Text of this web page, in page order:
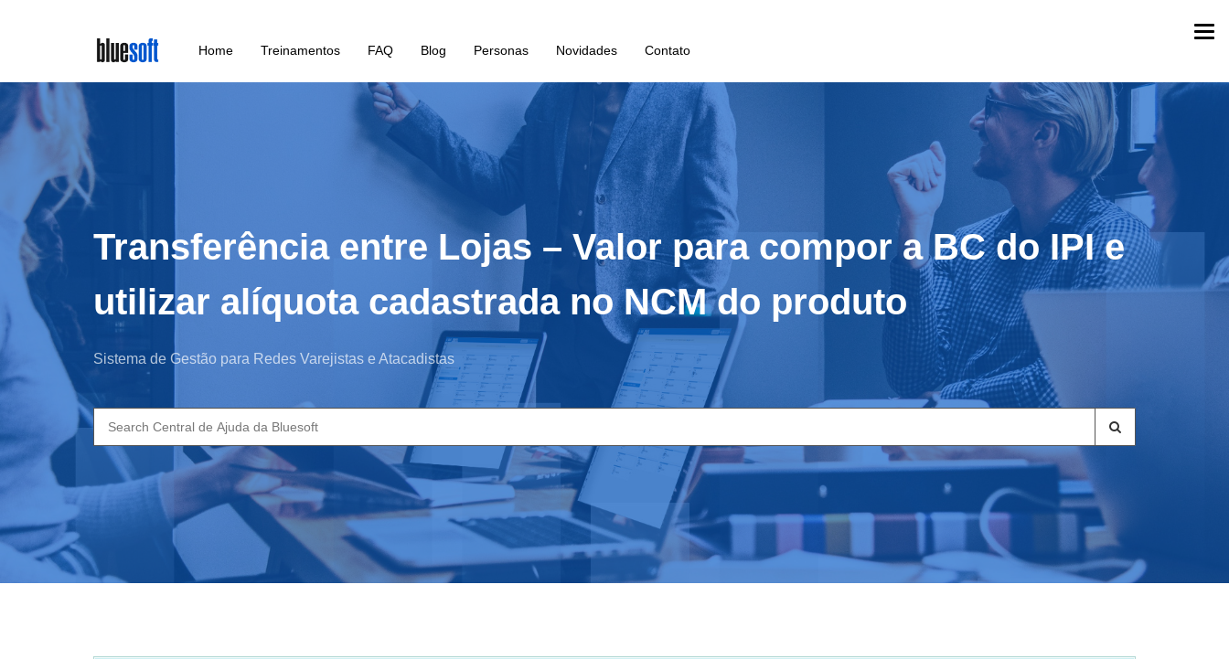
main
content
Home Treinamentos FAQ Blog Personas Novidades Contato
Transferência entre Lojas – Valor para compor a BC do IPI e
utilizar alíquota cadastrada no NCM do produto
Sistema de Gestão para Redes Varejistas e Atacadistas
Search
for: